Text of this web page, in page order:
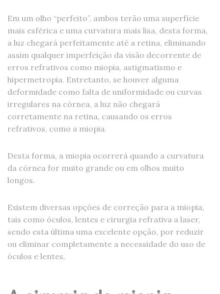
Em um olho “perfeito”, ambos terão uma superfície
mais esférica e uma curvatura mais lisa, desta forma,
a luz chegará perfeitamente até a retina, eliminando
assim qualquer imperfeição da visão decorrente de
erros refrativos como miopia, astigmatismo e
hipermetropia. Entretanto, se houver alguma
deformidade como falta de uniformidade ou curvas
irregulares na córnea, a luz não chegará
corretamente na retina, causando os erros
refrativos, como a miopia.
Desta forma, a miopia ocorrerá quando a curvatura
da córnea for muito grande ou em olhos muito
longos.
Existem diversas opções de correção para a miopia,
tais como óculos, lentes e cirurgia refrativa a laser,
sendo esta última uma excelente opção, por reduzir
ou eliminar completamente a necessidade do uso de
óculos e lentes.